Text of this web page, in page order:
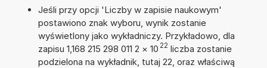
Jeśli przy opcji 'Liczby w zapisie naukowym'
postawiono znak wyboru, wynik zostanie
wyświetlony jako wykładniczy. Przykładowo, dla
zapisu 1,168 215 298 011 2 × 10 22 liczba zostanie
podzielona na wykładnik, tutaj 22, oraz właściwą